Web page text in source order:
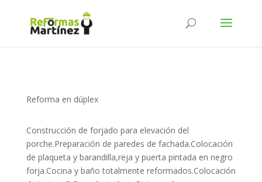
Reforma en dúplex
Construcción de forjado para elevación del
porche.Preparación de paredes de fachada.Colocación
de plaqueta y barandilla,reja y puerta pintada en negro
forja.Cocina y baño totalmente reformados.Colocación